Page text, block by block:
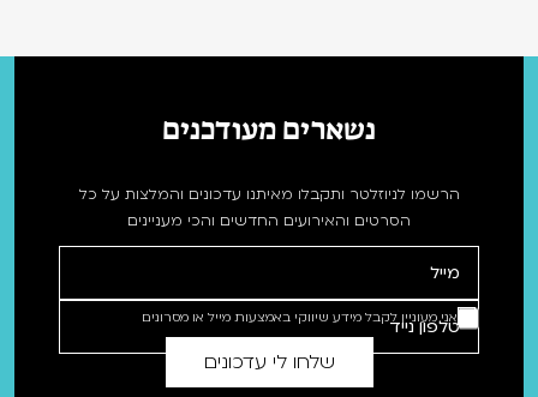
נשארים מעודכנים
הרשמו לניוזלטר ותקבלו מאיתנו עדכונים והמלצות על כל
הסרטים והאירועים החדשים והכי מעניינים
אני מעוניין לקבל מידע שיווקי באמצעות מייל או מסרונים